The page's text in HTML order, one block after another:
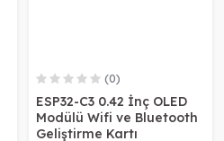
(0)
ESP32-C3 0.42 İnç OLED
Modülü Wifi ve Bluetooth
Geliştirme Kartı